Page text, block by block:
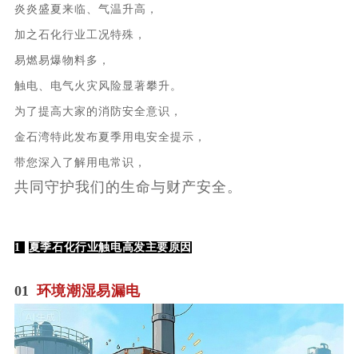
炎炎盛夏来临、气温升高，
加之石化行业工况特殊，
易燃易爆物料多，
触电、电气火灾风险显著攀升。
为了提高大家的消防安全意识，
金石湾特此发布夏季用电安全提示，
带您深入了解用电常识，
共同守护我们的生命与财产安全。
1 夏季石化行业触电高发主要原因
01 环境潮湿易漏电